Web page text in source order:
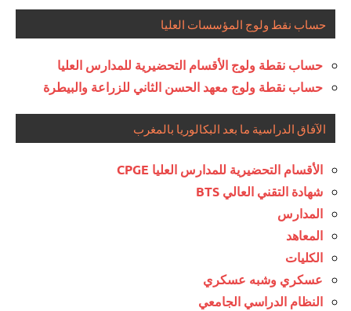
حساب نقط ولوج المؤسسات العليا
حساب نقطة ولوج الأقسام التحضيرية للمدارس العليا
حساب نقطة ولوج معهد الحسن الثاني للزراعة والبيطرة
الآفاق الدراسية ما بعد البكالوريا بالمغرب
الأقسام التحضيرية للمدارس العليا CPGE
شهادة التقني العالي BTS
المدارس
المعاهد
الكليات
عسكري وشبه عسكري
النظام الدراسي الجامعي